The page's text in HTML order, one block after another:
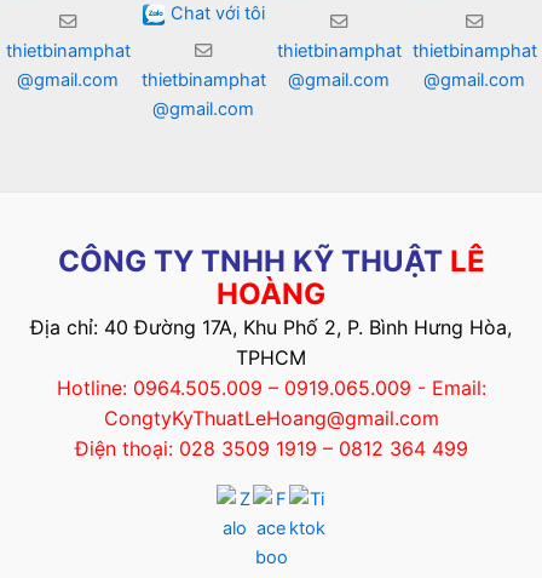
thietbinamphat
@gmail.com
Chat với tôi
thietbinamphat
@gmail.com
thietbinamphat
@gmail.com
thietbinamphat
@gmail.com
CÔNG TY TNHH KỸ THUẬT LÊ
HOÀNG
Địa chỉ: 40 Đường 17A, Khu Phố 2, P. Bình Hưng Hòa,
TPHCM
Hotline: 0964.505.009 – 0919.065.009 - Email:
CongtyKyThuatLeHoang@gmail.com
Điện thoại: 028 3509 1919 – 0812 364 499